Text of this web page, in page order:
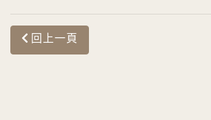
回上一頁